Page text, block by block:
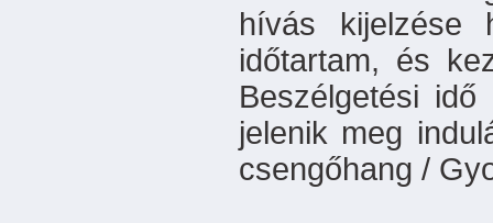
hívás kijelzése
időtartam, és
Beszélgetési
jelenik meg
csengőhang /